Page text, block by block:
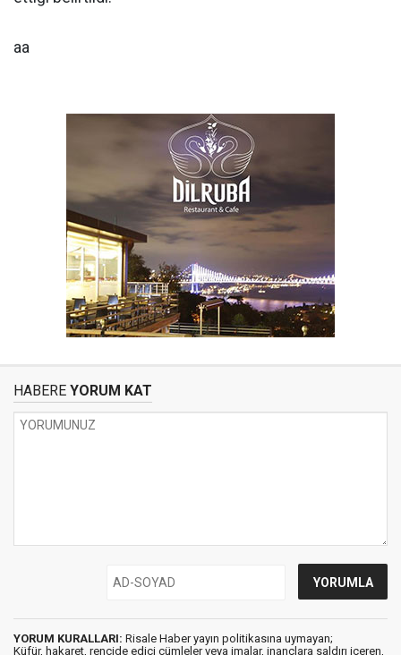
aa
HABERE YORUM KAT
YORUM KURALLARI: Risale Haber yayın politikasına uymayan;
Küfür, hakaret, rencide edici cümleler veya imalar, inançlara saldırı içeren,